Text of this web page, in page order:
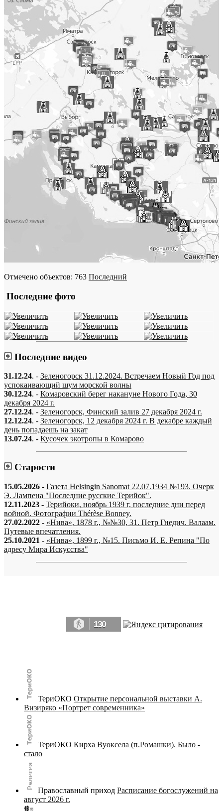
Отмечено объектов: 763 Последний
Последние фото
Последние видео
31.12.24. - Зеленогорск 31.12.2024. Встречаем Новый Год под
успокаивающий шум морской волны
30.12.24. - Комаровский берег накануне Нового Года, 30
декабря 2024 г.
27.12.24. - Зеленогорск, Финский залив 27 декабря 2024 г.
12.12.24. - Зеленогорск, 12 декабря 2024 г. В декабре каждый
день попадаешь на закат
13.07.24. - Кусочек экотропы в Комарово
Старости
15.05.2026 - Газета Helsingin Sanomat 22.07.1934 №193. Очерк
Э. Лампена "Последние русские Терийок".
12.11.2023 - Терийоки, ноябрь 1939 г, последние дни перед
войной. Фотографии Thérèse Bonney.
27.02.2022 - «Нива», 1878 г., №№30, 31. Петр Гнедич. Валаам.
Путевые впечатления.
25.10.2021 - «Нива», 1899 г., №15. Письмо И. Е. Репина "По
адресу Мира Искусства"
130
ТериОКО Открытие персональной выставки А.
Визиряко «Портрет современника»
ТериОКО Кирха Вуоксела (п.Ромашки). Было -
стало
Православный приход Расписание богослужений на
август 2026 г.